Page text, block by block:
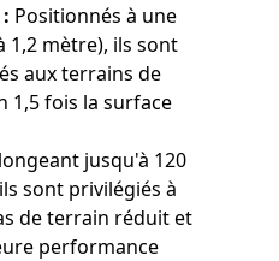
Positionnés à une
1,2 mètre), ils sont
aux terrains de
1,5 fois la surface
jusqu'à 120
sont privilégiés à
de terrain réduit et
performance